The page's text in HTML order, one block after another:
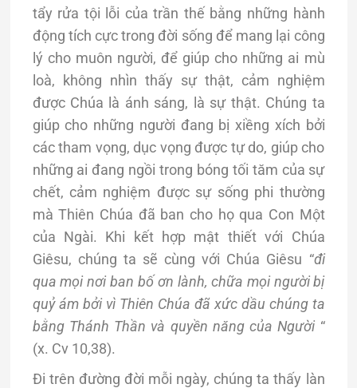
tẩy rửa tội lỗi của trần thế bằng những hành
động tích cực trong đời sống để mang lại công
lý cho muôn người, để giúp cho những ai mù
loà, không nhìn thấy sự thật, cảm nghiệm
được Chúa là ánh sáng, là sự thật. Chúng ta
giúp cho những người đang bị xiềng xích bởi
các tham vọng, dục vọng được tự do, giúp cho
những ai đang ngồi trong bóng tối tăm của sự
chết, cảm nghiệm được sự sống phi thường
mà Thiên Chúa đã ban cho họ qua Con Một
của Ngài. Khi kết hợp mật thiết với Chúa
Giêsu, chúng ta sẽ cùng với Chúa Giêsu “đi
qua mọi nơi ban bố ơn lành, chữa mọi người bị
quỷ ám bởi vì Thiên Chúa đã xức dầu chúng ta
bằng Thánh Thần và quyền năng của Người “
(x. Cv 10,38).
Đi trên đường đời mỗi ngày, chúng ta thấy làn